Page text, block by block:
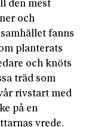
den mest
och
fanns
planterats
och knöts
träd som
rivstart med
på en
vrede.